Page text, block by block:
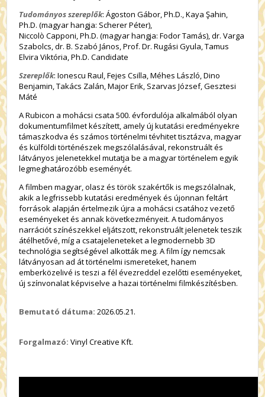
Tudományos szereplők: Ágoston Gábor, Ph.D., Kaya Şahin,
Ph.D. (magyar hangja: Scherer Péter),
Niccolò Capponi, Ph.D. (magyar hangja: Fodor Tamás), dr. Varga
Szabolcs, dr. B. Szabó János, Prof. Dr. Rugási Gyula, Tamus
Elvira Viktória, Ph.D. Candidate
Szereplők: Ionescu Raul, Fejes Csilla, Méhes László, Dino
Benjamin, Takács Zalán, Major Erik, Szarvas József, Gesztesi
Máté
A Rubicon a mohácsi csata 500. évfordulója alkalmából olyan
dokumentumfilmet készített, amely új kutatási eredményekre
támaszkodva és számos történelmi tévhitet tisztázva, magyar
és külföldi történészek megszólalásával, rekonstruált és
látványos jelenetekkel mutatja be a magyar történelem egyik
legmeghatározóbb eseményét.
A filmben magyar, olasz és török szakértők is megszólalnak,
akik a legfrissebb kutatási eredmények és újonnan feltárt
források alapján értelmezik újra a mohácsi csatához vezető
eseményeket és annak következményeit. A tudományos
narrációt színészekkel eljátszott, rekonstruált jelenetek teszik
átélhetővé, míg a csatajeleneteket a legmodernebb 3D
technológia segítségével alkották meg. A film így nemcsak
látványosan ad át történelmi ismereteket, hanem
emberközelivé is teszi a fél évezreddel ezelőtti eseményeket,
új színvonalat képviselve a hazai történelmi filmkészítésben.
Bemutató dátuma: 2026.05.21.
Forgalmazó: Vinyl Creative Kft.